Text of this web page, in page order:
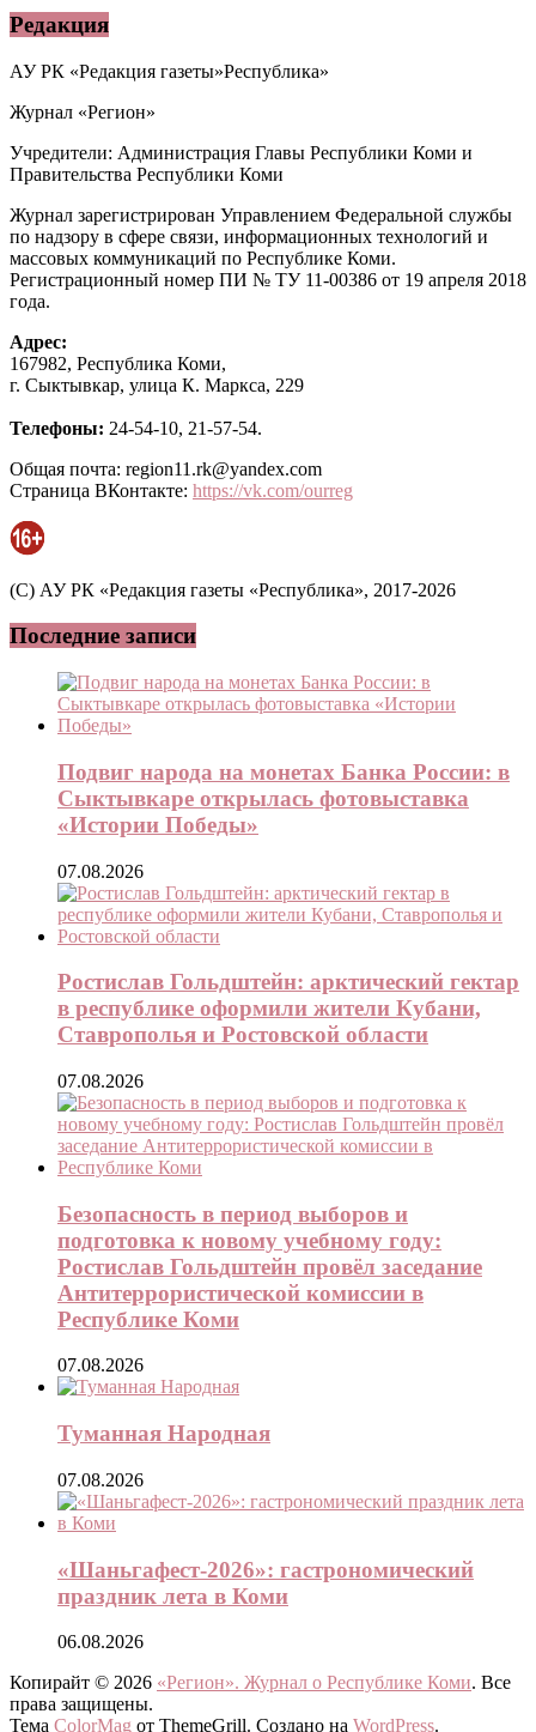
Редакция
АУ РК «Редакция газеты»Республика»
Журнал «Регион»
Учредители: Администрация Главы Республики Коми и
Правительства Республики Коми
Журнал зарегистрирован Управлением Федеральной службы
по надзору в сфере связи, информационных технологий и
массовых коммуникаций по Республике Коми.
Регистрационный номер ПИ № ТУ 11-00386 от 19 апреля 2018
года.
Адрес:
167982, Республика Коми,
г. Сыктывкар, улица К. Маркса, 229
Телефоны: 24-54-10, 21-57-54.
Общая почта: region11.rk@yandex.com
Страница ВКонтакте: https://vk.com/ourreg
(C) АУ РК «Редакция газеты «Республика», 2017-2026
Последние записи
Подвиг народа на монетах Банка России: в
Сыктывкаре открылась фотовыставка
«Истории Победы»
07.08.2026
Ростислав Гольдштейн: арктический гектар
в республике оформили жители Кубани,
Ставрополья и Ростовской области
07.08.2026
Безопасность в период выборов и
подготовка к новому учебному году:
Ростислав Гольдштейн провёл заседание
Антитеррористической комиссии в
Республике Коми
07.08.2026
Туманная Народная
07.08.2026
«Шаньгафест-2026»: гастрономический
праздник лета в Коми
06.08.2026
Копирайт © 2026 «Регион». Журнал о Республике Коми. Все
права защищены.
Тема ColorMag от ThemeGrill. Создано на WordPress.